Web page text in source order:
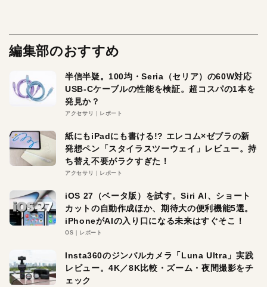
編集部のおすすめ
半信半疑。100均・Seria（セリア）の60W対応
USB-Cケーブルの性能を検証。超コスパの1本を
発見か？
アクセサリ レポート
紙にもiPadにも書ける!? エレコム×ゼブラの新
発想ペン「スタイラスツーウェイ」レビュー。持
ち替え不要がラクすぎた！
アクセサリ レポート
iOS 27（ベータ版）を試す。Siri AI、ショート
カットの自動作成ほか、期待大の便利機能5選。
iPhoneがAIの入り口になる未来はすぐそこ！
OS レポート
Insta360のジンバルカメラ「Luna Ultra」実践
レビュー。4K／8K比較・ズーム・夜間撮影をチ
ェック